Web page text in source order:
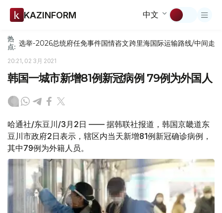
KAZINFORM 中文
热
点: 选举-2026总统府任免事件国情咨文跨里海国际运输路线/中间走廊
20:21, 02 3月 2021
韩国一城市新增81例新冠病例 79例为外国人
哈通社/东豆川/3月2日 —— 据韩联社报道，韩国京畿道东
豆川市政府2日表示，辖区内当天新增81例新冠确诊病例，
其中79例为外籍人员。